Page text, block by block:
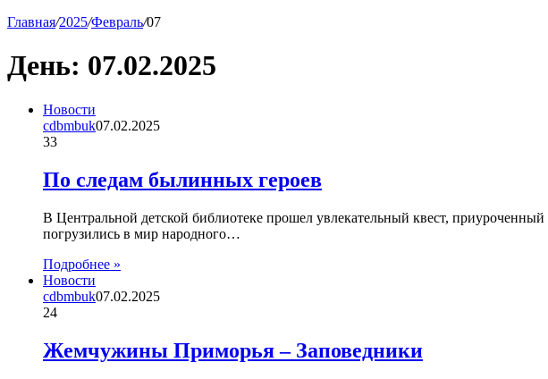
Главная/2025/Февраль/07
День: 07.02.2025
Новости
cdbmbuk07.02.2025
33
По следам былинных героев
В Центральной детской библиотеке прошел увлекательный квест,
погрузились в мир народного…
Подробнее »
Новости
cdbmbuk07.02.2025
24
Жемчужины Приморья – Заповедники